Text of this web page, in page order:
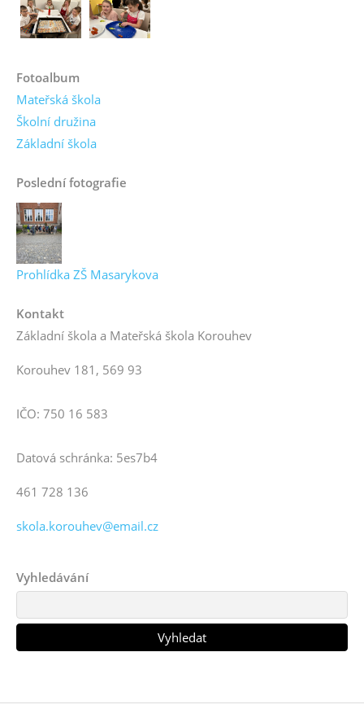
Fotoalbum
Mateřská škola
Školní družina
Základní škola
Poslední fotografie
Prohlídka ZŠ Masarykova
Kontakt
Základní škola a Mateřská škola Korouhev
Korouhev 181, 569 93
IČO: 750 16 583
Datová schránka: 5es7b4
461 728 136
skola.korouhev@email.cz
Vyhledávání